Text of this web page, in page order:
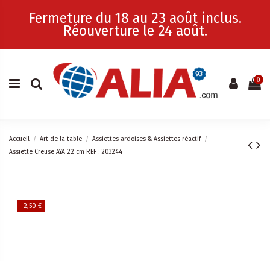
Fermeture du 18 au 23 août inclus.
Réouverture le 24 août.
0
Accueil Art de la table
Assiettes ardoises & Assiettes réactif
Assiette Creuse AYA 22 cm REF : 203244
-2,50 €